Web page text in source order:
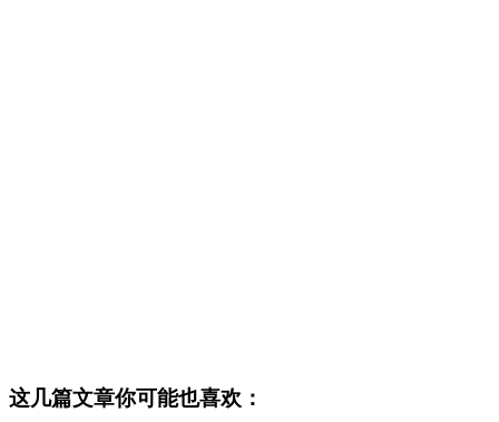
这几篇文章你可能也喜欢：